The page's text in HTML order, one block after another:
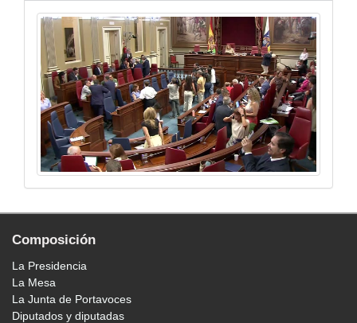
Composición
La Presidencia
La Mesa
La Junta de Portavoces
Diputados y diputadas